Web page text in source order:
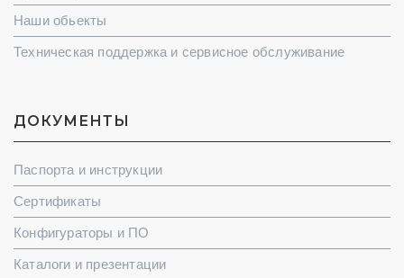
Наши обьекты
Техническая поддержка и сервисное обслуживание
ДОКУМЕНТЫ
Паспорта и инструкции
Сертификаты
Конфигураторы и ПО
Каталоги и презентации